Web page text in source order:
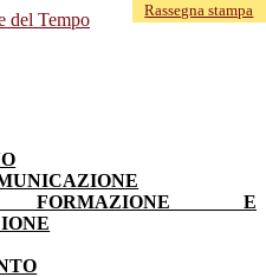
FORMAZIONE E
Fotogallery
Rassegna stampa